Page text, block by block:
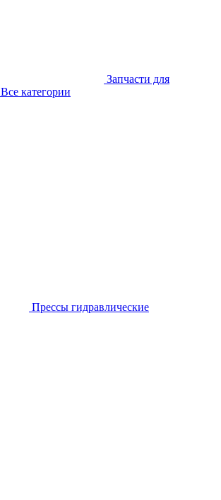
Запчасти для
Все категории
Прессы гидравлические